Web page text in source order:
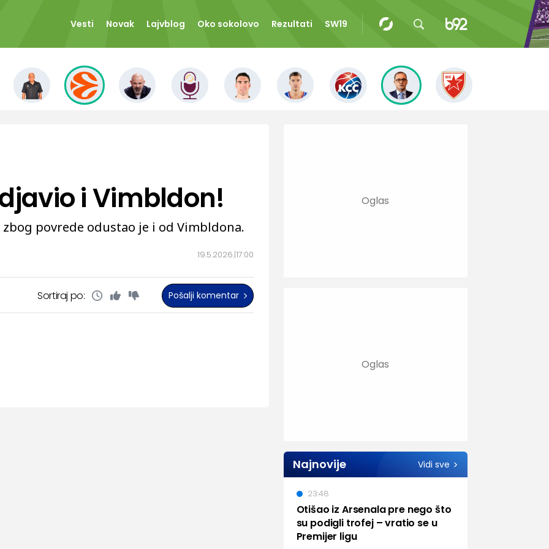
Vesti Novak Lajvblog Oko sokolovo Rezultati SW19
19.5.2026. 17:00
i Vimbldon!
povrede odustao je i od Vimbldona.
Sortiraj po: Pošalji komentar
Najnovije Vidi sve
Otišao iz Arsenala pre nego što
su podigli trofej – vratio se u
Premijer ligu
23:48